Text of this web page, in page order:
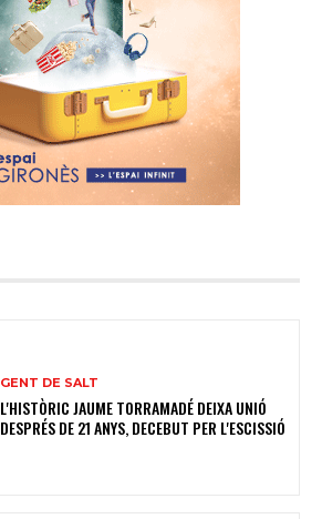
GENT DE SALT
L'HISTÒRIC JAUME TORRAMADÉ DEIXA UNIÓ
DESPRÉS DE 21 ANYS, DECEBUT PER L'ESCISSIÓ